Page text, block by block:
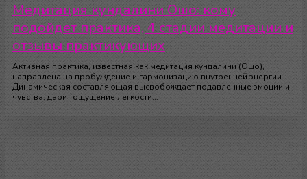
Медитация кундалини Ошо: кому
подойдет практика, 4 стадии медитации и
отзывы практикующих
Активная практика, известная как медитация кундалини (Ошо),
направлена на пробуждение и гармонизацию внутренней энергии.
Динамическая составляющая высвобождает подавленные эмоции и
чувства, дарит ощущение легкости...